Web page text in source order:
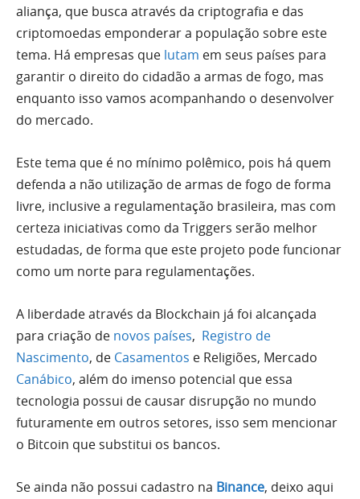
aliança, que busca através da criptografia e das
criptomoedas emponderar a população sobre este
tema. Há empresas que lutam em seus países para
garantir o direito do cidadão a armas de fogo, mas
enquanto isso vamos acompanhando o desenvolver
do mercado.
Este tema que é no mínimo polêmico, pois há quem
defenda a não utilização de armas de fogo de forma
livre, inclusive a regulamentação brasileira, mas com
certeza iniciativas como da Triggers serão melhor
estudadas, de forma que este projeto pode funcionar
como um norte para regulamentações.
A liberdade através da Blockchain já foi alcançada
para criação de novos países, Registro de
Nascimento, de Casamentos e Religiões, Mercado
Canábico, além do imenso potencial que essa
tecnologia possui de causar disrupção no mundo
futuramente em outros setores, isso sem mencionar
o Bitcoin que substitui os bancos.
Se ainda não possui cadastro na Binance, deixo aqui